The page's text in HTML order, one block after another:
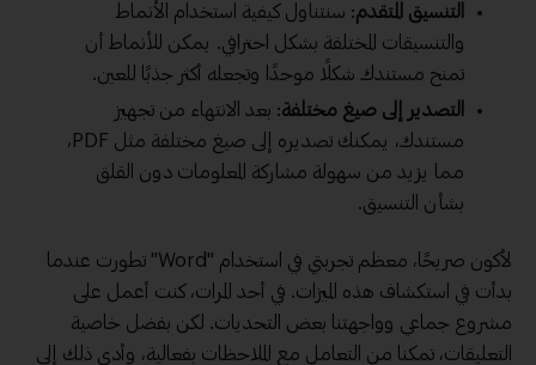
التنسيق المتقدم: سنتناول كيفية استخدام الأنماط
والتنسيقات المختلفة بشكل احترافي. يمكن للأنماط أن
تمنح مستندك شكلًا موحدًا وتجعله أكثر جذبًا للعين.
التصدير إلى صيغ مختلفة: بعد الانتهاء من تجهيز
مستندك، يمكنك تصديره إلى صيغ مختلفة مثل PDF،
مما يزيد من سهولة مشاركة المعلومات دون القلق
بشأن التنسيق.
لأكون صريحًا، معظم تجربتي في استخدام "Word" تطورت عندما
بدأت في استكشاف هذه الميزات. في أحد المرات، كنت أعمل على
مشروع جماعي وواجهتنا بعض التحديات. لكن بفضل خاصية
التعليقات، تمكنا من التعامل مع الملاحظات بفعالية، وأدى ذلك إلى